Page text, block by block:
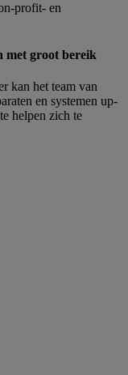
profit- en
met groot bereik
kan het team van
en systemen up-
helpen zich te